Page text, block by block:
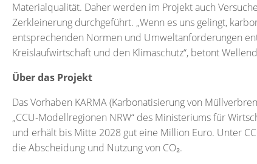
Materialqualität. Daher werden im Projekt auch
Zerkleinerung durchgeführt. „Wenn es uns gelingt,
entsprechenden Normen und Umweltanforderungen
Kreislaufwirtschaft und den Klimaschutz“, betont
Über das Projekt
Das Vorhaben KARMA (Karbonatisierung von
„CCU-Modellregionen NRW“ des Ministeriums für
und erhält bis Mitte 2028 gut eine Million Euro. Unter
die Abscheidung und Nutzung von CO₂.